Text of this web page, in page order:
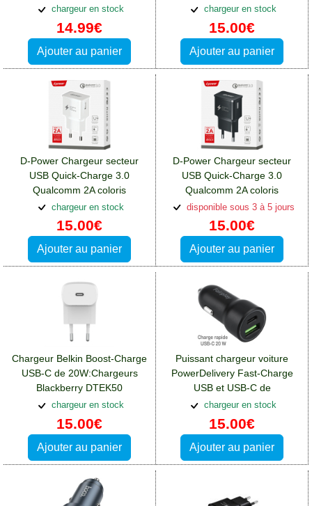
Blackberry DTEK50
chargeur en stock
14.99€
Ajouter au panier
DTEK50
chargeur en stock
15.00€
Ajouter au panier
D-Power Chargeur secteur
USB Quick-Charge 3.0
Qualcomm 2A coloris
blanc:Chargeurs Blackberry
DTEK50
chargeur en stock
15.00€
Ajouter au panier
D-Power Chargeur secteur
USB Quick-Charge 3.0
Qualcomm 2A coloris
noir:Chargeurs Blackberry
DTEK50
disponible sous 3 à 5 jours
15.00€
Ajouter au panier
Chargeur Belkin Boost-Charge
USB-C de 20W:Chargeurs
Blackberry DTEK50
chargeur en stock
15.00€
Ajouter au panier
Puissant chargeur voiture
PowerDelivery Fast-Charge
USB et USB-C de
20W:Chargeurs Blackberry
DTEK50
chargeur en stock
15.00€
Ajouter au panier